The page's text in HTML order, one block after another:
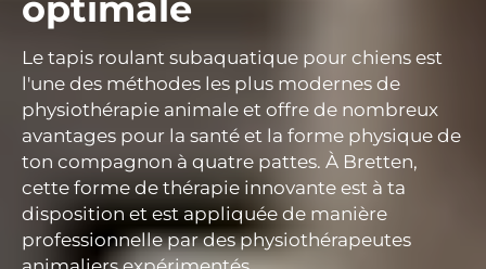
Le tapis roulant subaquatique pour chiens est
l'une des méthodes les plus modernes de
physiothérapie animale et offre de nombreux
avantages pour la santé et la forme physique de
ton compagnon à quatre pattes. À Bretten,
cette forme de thérapie innovante est à ta
disposition et est appliquée de manière
professionnelle par des physiothérapeutes